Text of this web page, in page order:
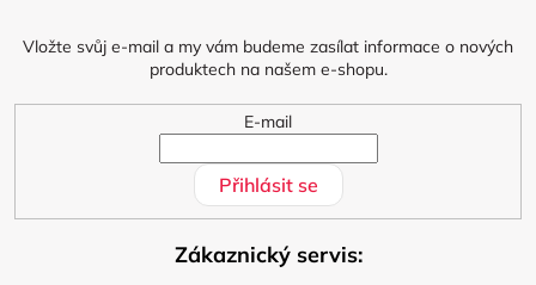
Vložte svůj e-mail a my vám budeme zasílat informace o nových
produktech na našem e-shopu.
E-mail
Přihlásit se
Zákaznický servis: